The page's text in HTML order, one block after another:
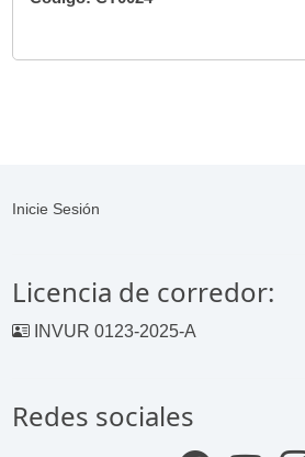
Inicie Sesión
Licencia de corredor:
INVUR 0123-2025-A
Redes sociales